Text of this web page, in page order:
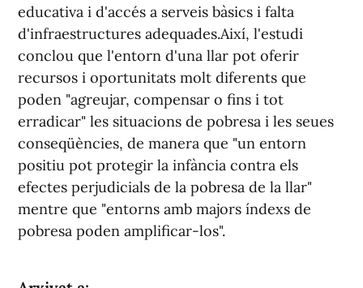
educativa i d'accés a serveis bàsics i falta
d'infraestructures adequades.Així, l'estudi
conclou que l'entorn d'una llar pot oferir
recursos i oportunitats molt diferents que
poden "agreujar, compensar o fins i tot
erradicar" les situacions de pobresa i les seues
conseqüències, de manera que "un entorn
positiu pot protegir la infància contra els
efectes perjudicials de la pobresa de la llar"
mentre que "entorns amb majors índexs de
pobresa poden amplificar-los".